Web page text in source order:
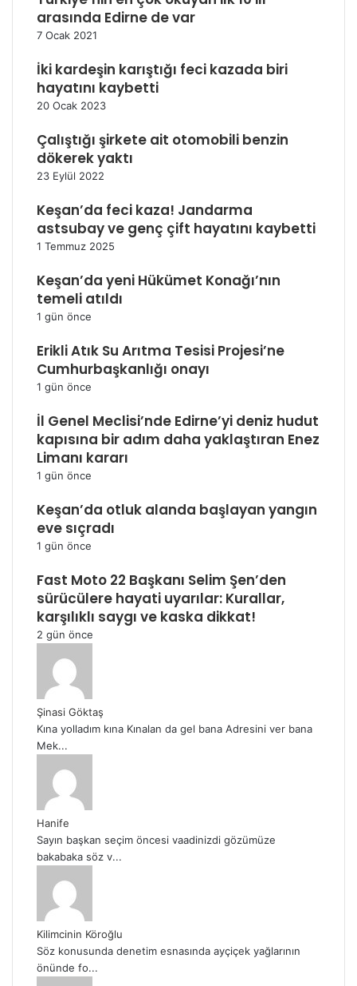
arasında Edirne de var
7 Ocak 2021
İki kardeşin karıştığı feci kazada biri
hayatını kaybetti
20 Ocak 2023
Çalıştığı şirkete ait otomobili benzin
dökerek yaktı
23 Eylül 2022
Keşan’da feci kaza! Jandarma
astsubay ve genç çift hayatını kaybetti
1 Temmuz 2025
Keşan’da yeni Hükümet Konağı’nın
temeli atıldı
1 gün önce
Erikli Atık Su Arıtma Tesisi Projesi’ne
Cumhurbaşkanlığı onayı
1 gün önce
İl Genel Meclisi’nde Edirne’yi deniz hudut
kapısına bir adım daha yaklaştıran Enez
Limanı kararı
1 gün önce
Keşan’da otluk alanda başlayan yangın
eve sıçradı
1 gün önce
Fast Moto 22 Başkanı Selim Şen’den
sürücülere hayati uyarılar: Kurallar,
karşılıklı saygı ve kaska dikkat!
2 gün önce
Şinasi Göktaş
Kına yolladım kına Kınalan da gel bana Adresini ver bana
Mek...
Hanife
Sayın başkan seçim öncesi vaadinizdi gözümüze
bakabaka söz v...
Kilimcinin Köroğlu
Söz konusunda denetim esnasında ayçiçek yağlarının
önünde fo...